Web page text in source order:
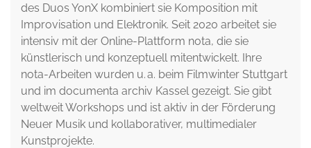
des Duos YonX kombiniert sie Komposition mit
Improvisation und Elektronik. Seit 2020 arbeitet sie
intensiv mit der Online-Plattform nota, die sie
künstlerisch und konzeptuell mitentwickelt. Ihre
nota-Arbeiten wurden u. a. beim Filmwinter Stuttgart
und im documenta archiv Kassel gezeigt. Sie gibt
weltweit Workshops und ist aktiv in der Förderung
Neuer Musik und kollaborativer, multimedialer
Kunstprojekte.